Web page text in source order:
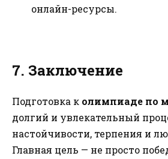
онлайн-ресурсы.
7. Заключение
Подготовка к олимпиаде по
долгий и увлекательный
настойчивости, терпения и
Главная цель — не просто